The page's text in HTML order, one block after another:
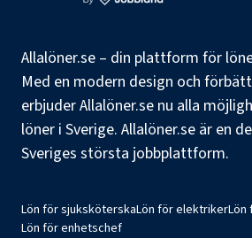
Allalöner.se – din plattform för
Med en modern design och
erbjuder Allalöner.se nu alla
löner i Sverige. Allalöner.se är en
Sveriges största jobbplattform.
Lön för sjuksköterskaLön för elektrikerLön
Lön för enhetschef